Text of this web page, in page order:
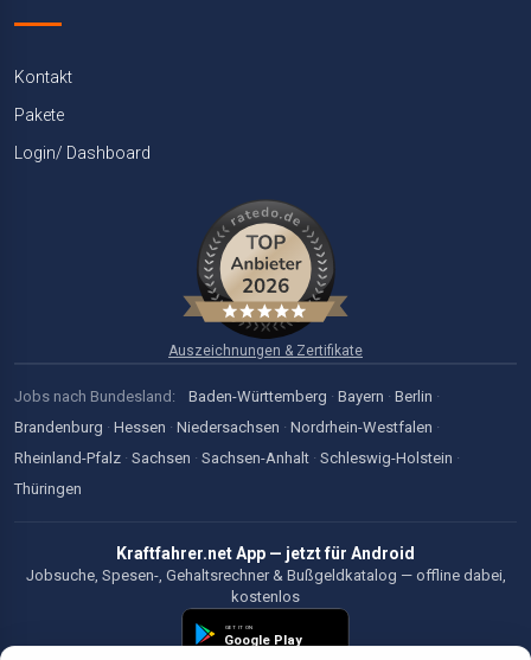
Kontakt
Pakete
Login/ Dashboard
Auszeichnungen & Zertifikate
Jobs nach Bundesland: Baden-Württemberg · Bayern · Berlin ·
Brandenburg · Hessen · Niedersachsen · Nordrhein-Westfalen ·
Rheinland-Pfalz · Sachsen · Sachsen-Anhalt · Schleswig-Holstein ·
Thüringen
Kraftfahrer.net App — jetzt für Android
Jobsuche, Spesen-, Gehaltsrechner & Bußgeldkatalog — offline dabei,
kostenlos